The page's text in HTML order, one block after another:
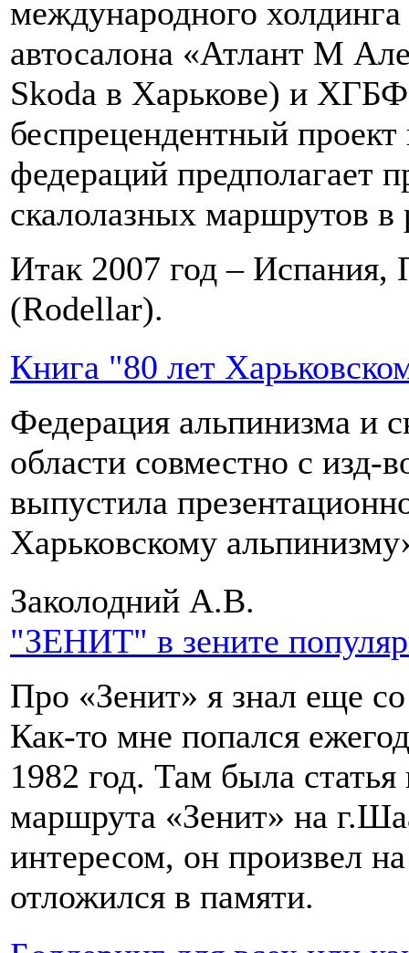
международного
автосалона «Атлант М
Skoda в Харькове) и
беспрецендентный
федераций предполагает
скалолазных маршрутов
Итак 2007 год – Испания,
(Rodellar).
Книга "80 лет
Федерация альпинизма и
области совместно с изд-
выпустила
Харьковскому
Заколодний А.В.
"ЗЕНИТ" в зените
Про «Зенит» я знал еще
Как-то мне попался
1982 год. Там была
маршрута «Зенит» на
интересом, он произвел
отложился в памяти.